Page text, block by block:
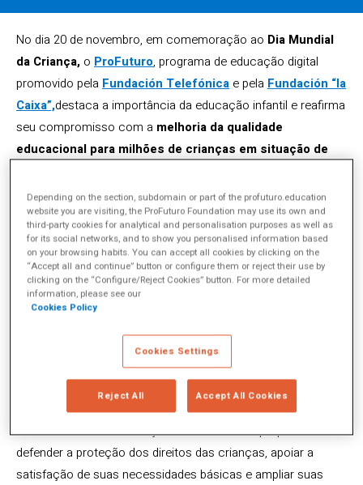
No dia 20 de novembro, em comemoração ao Dia Mundial
da Criança, o ProFuturo, programa de educação digital
promovido pela Fundación Telefónica e pela Fundación “la
Caixa”,destaca a importância da educação infantil e reafirma
seu compromisso com a melhoria da qualidade
educacional para milhões de crianças em situação de
na Ásia.
O ProFuturose une ao objetivo de conscientizar sobre a
importância de trabalhar pelo bem-estar das crianças,
promovido peloUNICEF, nossa referência global para o
desenvolvimento e o futuro das crianças em contextos
vulneráveis ao redor do mundo.
O UNICEF, Fundo das Nações Unidas para a Infância, é a
Nações Unidasquefornece assistência
nos países em desenvolvimento. Foi fundado pela
Assembleia Geral das Nações Unidas com o propósito de
defender a proteção dos direitos das crianças, apoiar a
satisfação de suas necessidades básicas e ampliar suas
Depending on the section, subdomain or part of the profuturo.education
website you are visiting, the ProFuturo Foundation may use its own and
third-party cookies for analytical and personalisation purposes as well as
for its social networks, and to show you personalised information based
on your browsing habits. You can accept all cookies by clicking on the
“Accept all and continue” button or configure them or reject their use by
clicking on the “Configure/Reject Cookies” button. For more detailed
information, please see our
Cookies Policy
Cookies Settings
Reject All Accept All Cookies